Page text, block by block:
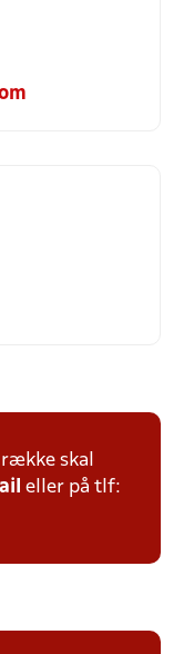
skal
eller på tlf: